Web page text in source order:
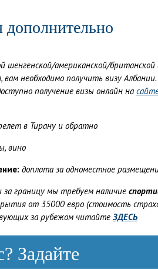
дополнительно
шенгенской/американской/
вам необходимо получить визу
получение визы онлайн на
в Тирану и обратно
вино
доплата за одноместное
за границу мы требуем наличие
от 35000 евро (стоимость
за рубежом читайте ЗДЕСЬ
Задайте